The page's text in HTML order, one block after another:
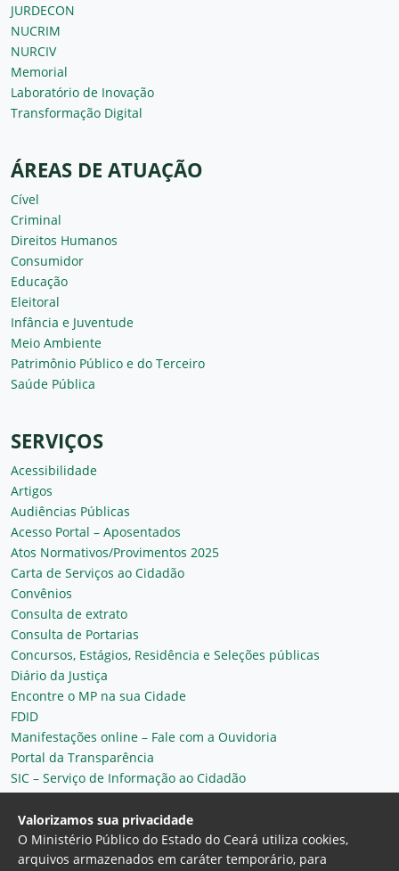
JURDECON
NUCRIM
NURCIV
Memorial
Laboratório de Inovação
Transformação Digital
ÁREAS DE ATUAÇÃO
Cível
Criminal
Direitos Humanos
Consumidor
Educação
Eleitoral
Infância e Juventude
Meio Ambiente
Patrimônio Público e do Terceiro
Saúde Pública
SERVIÇOS
Acessibilidade
Artigos
Audiências Públicas
Acesso Portal – Aposentados
Atos Normativos/Provimentos 2025
Carta de Serviços ao Cidadão
Convênios
Consulta de extrato
Consulta de Portarias
Concursos, Estágios, Residência e Seleções públicas
Diário da Justiça
Encontre o MP na sua Cidade
FDID
Manifestações online – Fale com a Ouvidoria
Portal da Transparência
SIC – Serviço de Informação ao Cidadão
Plantão MP do Ceará
Secretaria Geral
Valorizamos sua privacidade
O Ministério Público do Estado do Ceará utiliza cookies,
arquivos armazenados em caráter temporário, para